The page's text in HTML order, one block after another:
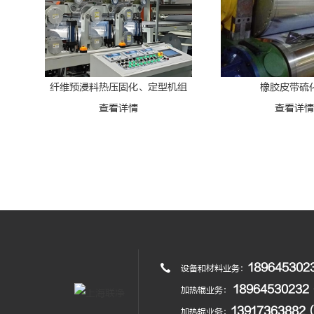
纤维预浸料热压固化、定型机组
查看详情
橡胶皮带硫
查看详情
设备和材料业务：
加热辊业务： 18964530232
13917363882